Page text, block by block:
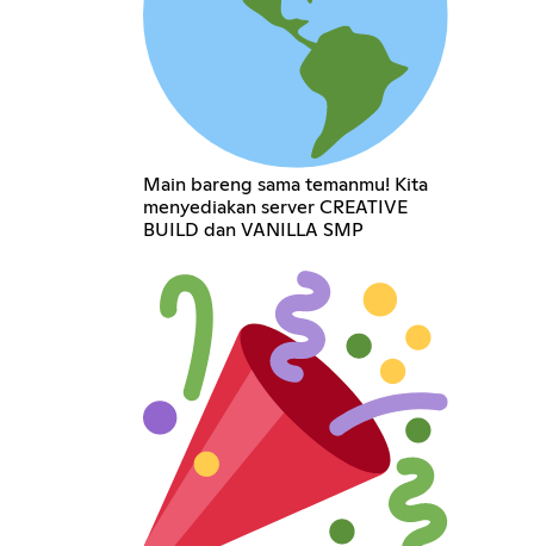
Main bareng sama temanmu! Kita
menyediakan server CREATIVE
BUILD dan VANILLA SMP